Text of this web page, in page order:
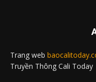
Trang web
Truyền Thông Cali Today